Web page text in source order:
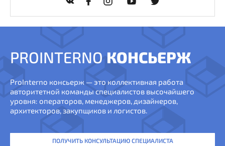
PROINTERNO КОНСЬЕРЖ
ProInterno консьерж — это коллективная работа
авторитетной команды специалистов высочайшего
уровня: операторов, менеджеров, дизайнеров,
архитекторов, закупщиков и логистов.
ПОЛУЧИТЬ КОНСУЛЬТАЦИЮ СПЕЦИАЛИСТА